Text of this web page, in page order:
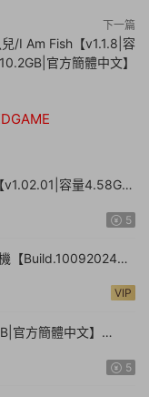
下一篇
/I Am Fish【v1.1.8|容
官方簡體中文】
容量4.58GB|
5
【Build.10092024聯
VIP
官方簡體中文】
5